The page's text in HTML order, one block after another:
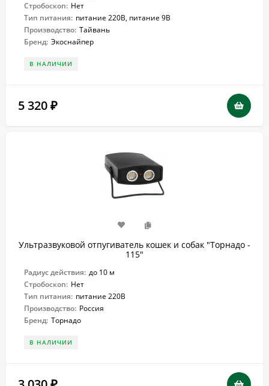
Стробоскоп: Нет
Тип питания: питание 220В, питание 9В
Производство: Тайвань
Бренд: Экоснайпер
В НАЛИЧИИ
5 320 ₽
Ультразвуковой отпугиватель кошек и собак "Торнадо -
115"
Радиус действия: до 10 м
Стробоскоп: Нет
Тип питания: питание 220В
Производство: Россия
Бренд: Торнадо
В НАЛИЧИИ